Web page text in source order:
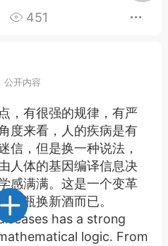
HAi）
阳明脉衰：女性
明胃经
童 0
451
公开内容
，有很强的规律，有严
度来看，人的疾病是有
信，但是换一种说法，
人体的基因编译信息决
感满满。这是一个变革
旧瓶换新酒而已。
has a strong
logic. From